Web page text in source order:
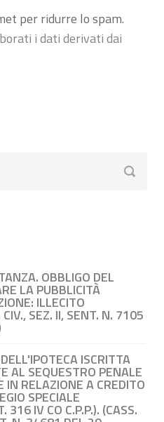
per ridurre lo spam.
i dati derivati dai
OBBLIGO DEL
LA PUBBLICITÀ
ILLECITO
SEZ. II, SENT. N. 7105
ISCRITTA
AL SEQUESTRO PENALE
IN RELAZIONE A CREDITO
SPECIALE
316 IV CO C.P.P.). (CASS.